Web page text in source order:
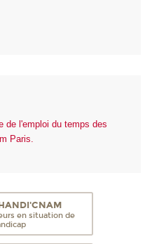
de l'emploi du temps des
Paris.
en situation de